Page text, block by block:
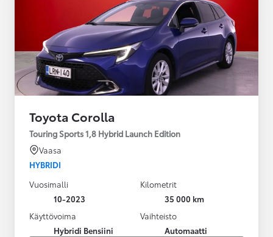
Toyota Corolla
Touring Sports 1,8 Hybrid Launch Edition
Vaasa
HYBRIDI
Vuosimalli
10-2023
Kilometrit
35 000 km
Käyttövoima
Hybridi Bensiini
Vaihteisto
Automaatti